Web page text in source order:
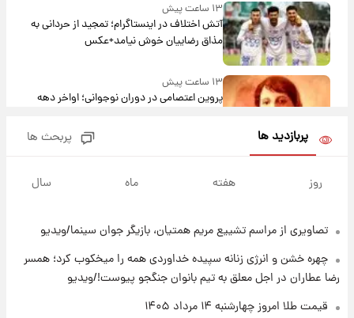
۱۳ ساعت پیش
آتش اختلاف در اینستاگرام؛ تمجید از حردانی به
مذاق رضاییان خوش نیامد+عکس
۱۳ ساعت پیش
پروین اعتصامی در دوران نوجوانی؛ اواخر دهه
هسته‌ای در آسمان ظاهر شد
۱۴ ساعت پیش
کرد
۱۶ ساعت پیش
پربازدید ها پربحث ها
روز هفته ماه سال
تصاویری از مراسم تشییع مریم همتیان، بازیگر جوان سینما/ویدیو
چهره خشن و انرژی زنانه سپیده خداوردی همه را میخکوب کرد؛ همسر
رضا عطاران در اجل معلق به تیم بانوان جنگجو پیوست!/ویدیو
قیمت طلا امروز چهارشنبه ۱۴ مرداد ۱۴۰۵